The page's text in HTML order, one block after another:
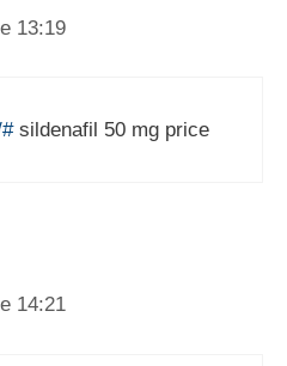
13:19
sildenafil 50 mg price
14:21